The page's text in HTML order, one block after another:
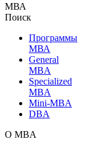
МВА
Поиск
Программы
МВА
General
MBA
Specialized
MBA
Mini-MBA
DBA
О MBA